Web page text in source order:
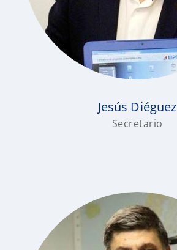
Jesús Diéguez
Secretario